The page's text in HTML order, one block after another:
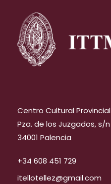
Centro Cultural Provincial
Pza. de los Juzgados, s/n
34001 Palencia
+34 608 451 729
itellotellez@gmail.com